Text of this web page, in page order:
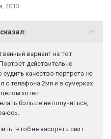
2013
вариант на тот
действительно
качество портрета не
с телефона 2мп и в сумерках
хотел
больше не получиться,
Чтоб не засорять сайт